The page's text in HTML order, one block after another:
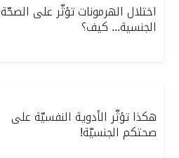
اختلال الهرمونات تؤثّر على الصحّة
الجنسية... كيف؟
هكذا تؤثّر الأدوية النفسيّة على
صحتكم الجنسيّة!